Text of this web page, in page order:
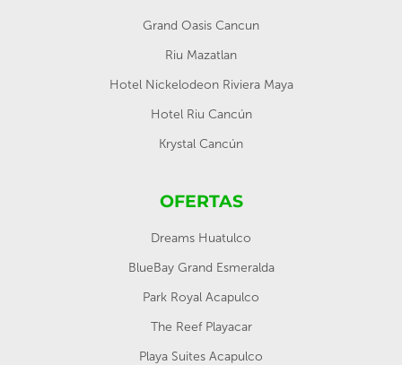
Grand Oasis Cancun
Riu Mazatlan
Hotel Nickelodeon Riviera Maya
Hotel Riu Cancún
Krystal Cancún
OFERTAS
Dreams Huatulco
BlueBay Grand Esmeralda
Park Royal Acapulco
The Reef Playacar
Playa Suites Acapulco